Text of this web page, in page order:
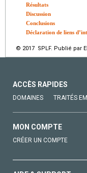
Résultats
Discussion
Conclusions
Déclaration de liens
© 2017 SPLF. Publié par
ACCÈS RAPIDES
DOMAINES TRAITÉS
MON COMPTE
CRÉER UN COMPTE